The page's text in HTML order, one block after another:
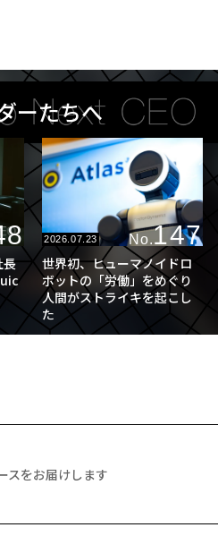
ーたちへ
長
2026.07.23 No.147
世界初、ヒューマノイドロ
ボットの「労働」をめぐり
人間がストライキを起こし
た
スをお届けします